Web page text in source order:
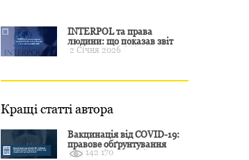
INTERPOL та права
людини: що показав звіт
CCF за 2024 рік і чого чекати
2 Січня 2026
Кращі статті автора
Вакцинація від COVID-19:
правове обґрунтування
відмови і захист від
142 170